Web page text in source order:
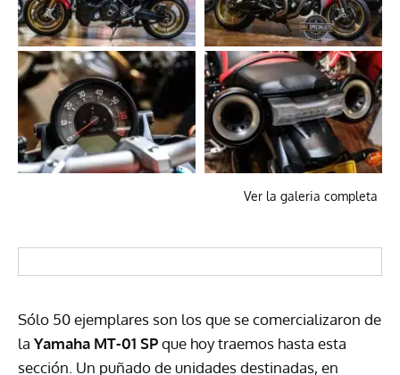
Ver la galeria completa
Sólo 50 ejemplares son los que se comercializaron de
la Yamaha MT-01 SPque hoy traemos hasta esta
sección. Un puñado de unidades destinadas, en